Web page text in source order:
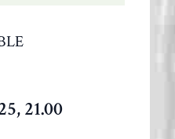
21.00